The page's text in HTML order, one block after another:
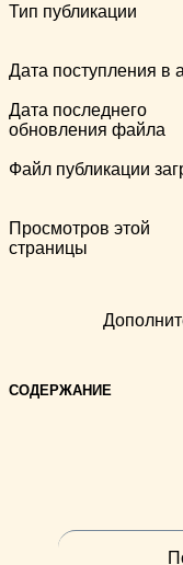
Тип публикации
Дата поступления в
Дата последнего
обновления файла
Файл публикации
Просмотров этой
страницы
СОДЕРЖАНИЕ